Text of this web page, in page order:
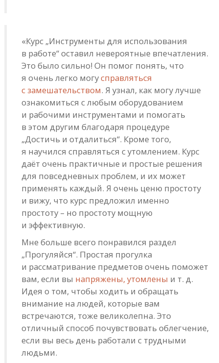
«Курс „Инструменты для использования
в работе“ оставил невероятные впечатления.
Это было сильно! Он помог понять, что
я очень легко могусправляться
с замешательством. Я узнал, как могу лучше
ознакомиться с любым оборудованием
и рабочими инструментами и помогать
в этом другим благодаря процедуре
„Достичь и отдалиться“. Кроме того,
я научился справляться с утомлением. Курс
даёт очень практичные и простые решения
для повседневных проблем, и их может
применять каждый. Я очень ценю простоту
и вижу, что курс предложил именно
простоту – но простоту мощную
и эффективную.
Мне больше всего понравился раздел
„Прогуляйся“. Простая прогулка
и рассматривание предметов очень поможет
вам, если вы напряжены, утомлены и т. д.
Идея о том, чтобы ходить и обращать
внимание на людей, которые вам
встречаются, тоже великолепна. Это
отличный способ почувствовать облегчение,
если вы весь день работали с трудными
людьми.